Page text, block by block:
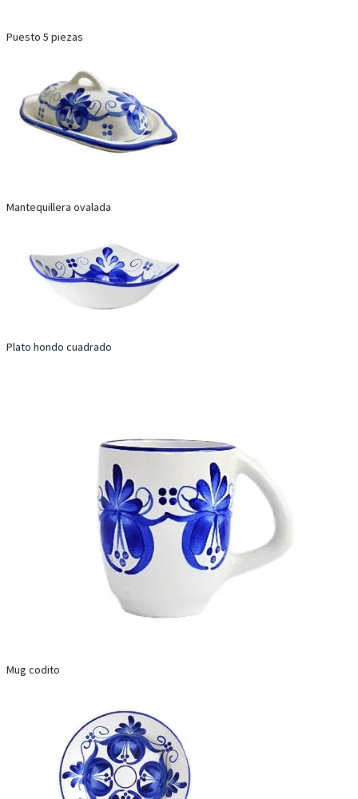
Puesto 5 piezas
Mantequillera ovalada
Plato hondo cuadrado
Mug codito